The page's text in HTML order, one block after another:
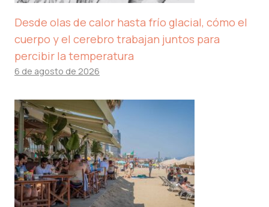
Desde olas de calor hasta frío glacial, cómo el
cuerpo y el cerebro trabajan juntos para
percibir la temperatura
6 de agosto de 2026